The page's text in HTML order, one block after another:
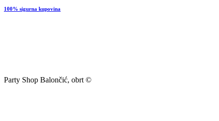
100% sigurna kupovina
Party Shop Balončić, obrt ©